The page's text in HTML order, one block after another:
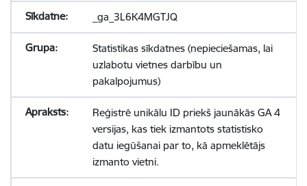
_ga_3L6K4MGTJQ
Statistikas sīkdatnes (nepieciešamas, lai
uzlabotu vietnes darbību un
pakalpojumus)
Reģistrē unikālu ID priekš jaunākās GA 4
versijas, kas tiek izmantots statistisko
datu iegūšanai par to, kā apmeklētājs
izmanto vietni.